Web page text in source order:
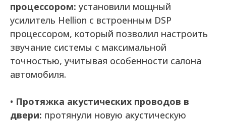
процессором: установили мощный
усилитель Hellion с встроенным DSP
процессором, который позволил настроить
звучание системы с максимальной
точностью, учитывая особенности салона
автомобиля.
• Протяжка акустических проводов в
двери: протянули новую акустическую